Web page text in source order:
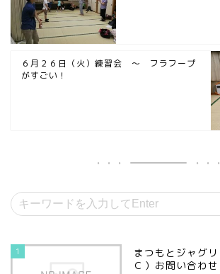
６月２６日（火）練習会 ～ フラフープ
がすごい！
1
まつもとジャグ
Ｃ）お問い合わせ